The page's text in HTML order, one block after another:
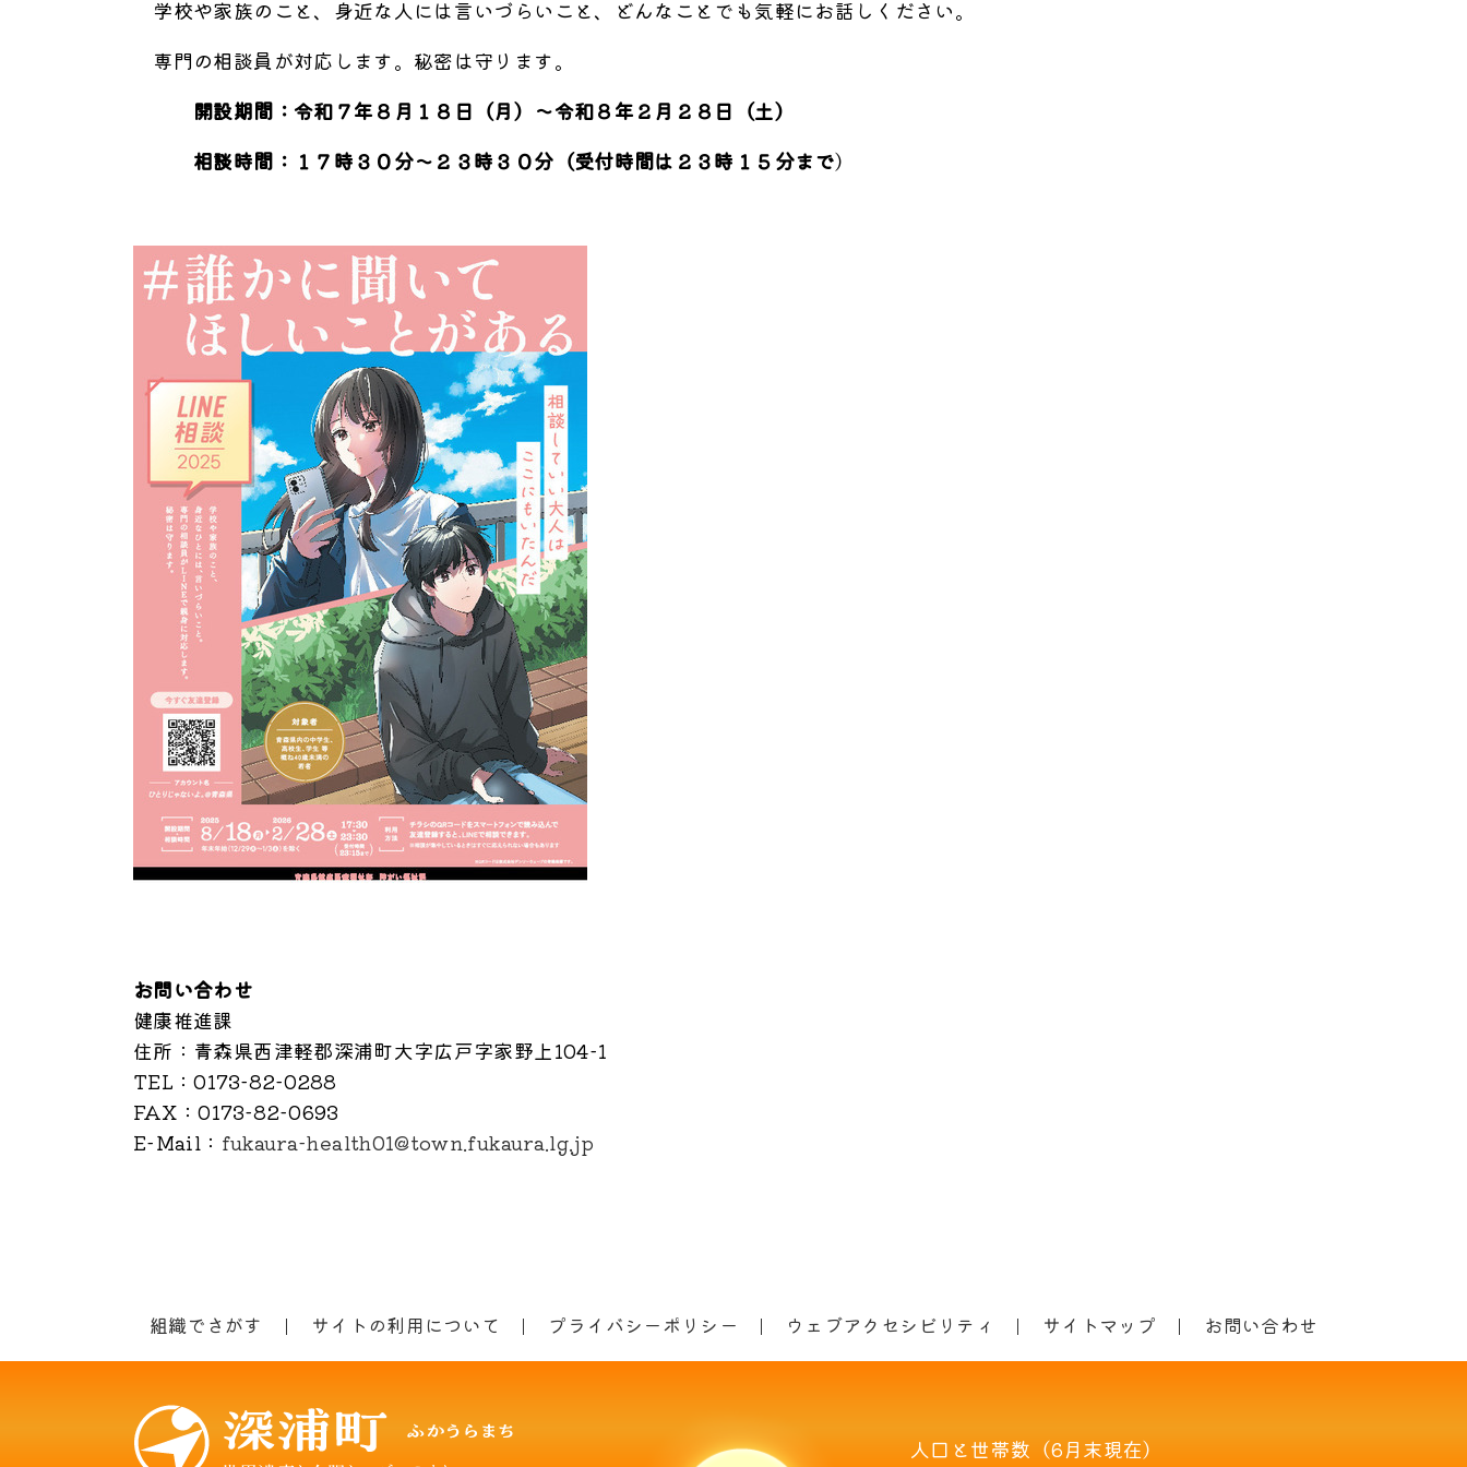
学校や家族のこと、身近な人には言いづらいこと、どんなことでも気軽にお話しください。
専門の相談員が対応します。秘密は守ります。
開設期間：令和７年８月１８日（月）～令和８年２月２８日（土）
相談時間：１７時３０分～２３時３０分（受付時間は２３時１５分まで）
お問い合わせ
健康推進課
住所 ：青森県西津軽郡深浦町大字広戸字家野上104-1
TEL ：0173-82-0288
FAX ：0173-82-0693
E-Mail ： fukaura-health01@town.fukaura.lg.jp
組織でさがす サイトの利用について プライバシーポリシー ウェブアクセシビリティ サイトマップ お問い合わせ
人口と世帯数（6月末現在）